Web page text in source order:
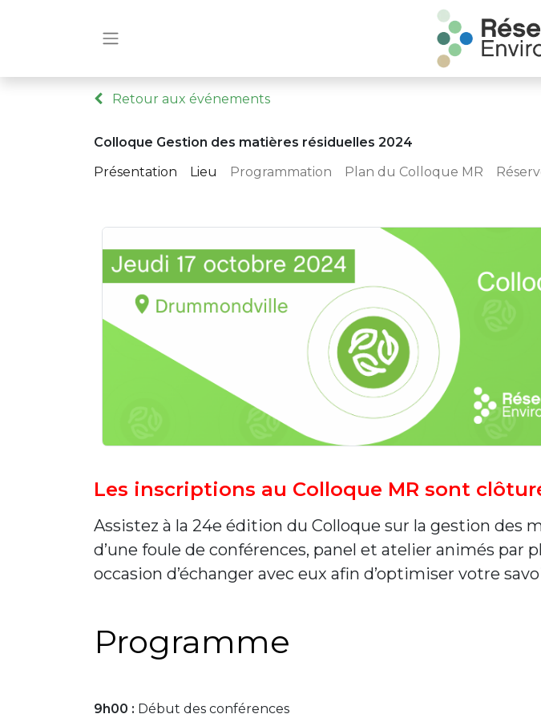
Retour aux événements
Colloque Gestion des matières résiduelles 2024
Présentation
Lieu Programmation Plan du Colloque MR
Les inscriptions au Colloque MR sont
Assistez à la 24e édition du Colloque sur la gestion des
d’une foule de conférences, panel et atelier animés
occasion d’échanger avec eux afin d’optimiser votre
Programme
9h00 : Début des conférences